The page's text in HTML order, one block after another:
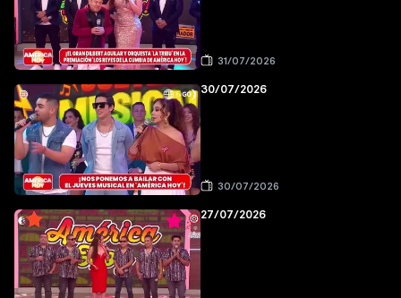
31/07/2026
30/07/2026
30/07/2026
27/07/2026